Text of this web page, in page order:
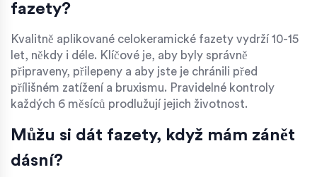
fazety?
Kvalitně aplikované celokeramické fazety vydrží 10-15
let, někdy i déle. Klíčové je, aby byly správně
připraveny, přilepeny a aby jste je chránili před
přílišném zatížení a bruxismu. Pravidelné kontroly
každých 6 měsíců prodlužují jejich životnost.
Můžu si dát fazety, když mám zánět
dásní?